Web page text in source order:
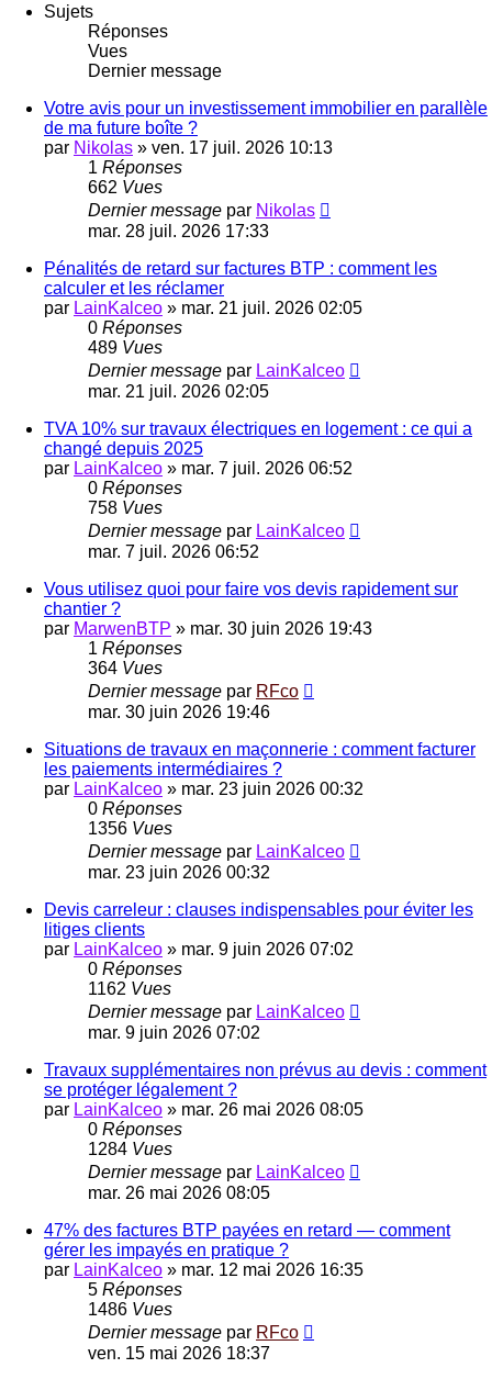
Sujets
Réponses
Vues
Dernier message
Votre avis pour un investissement immobilier en parallèle
de ma future boîte ?
par Nikolas » ven. 17 juil. 2026 10:13
1 Réponses
662 Vues
Dernier message par Nikolas
mar. 28 juil. 2026 17:33
Pénalités de retard sur factures BTP : comment les
calculer et les réclamer
par LainKalceo » mar. 21 juil. 2026 02:05
0 Réponses
489 Vues
Dernier message par LainKalceo
mar. 21 juil. 2026 02:05
TVA 10% sur travaux électriques en logement : ce qui a
changé depuis 2025
par LainKalceo » mar. 7 juil. 2026 06:52
0 Réponses
758 Vues
Dernier message par LainKalceo
mar. 7 juil. 2026 06:52
Vous utilisez quoi pour faire vos devis rapidement sur
chantier ?
par MarwenBTP » mar. 30 juin 2026 19:43
1 Réponses
364 Vues
Dernier message par RFco
mar. 30 juin 2026 19:46
Situations de travaux en maçonnerie : comment facturer
les paiements intermédiaires ?
par LainKalceo » mar. 23 juin 2026 00:32
0 Réponses
1356 Vues
Dernier message par LainKalceo
mar. 23 juin 2026 00:32
Devis carreleur : clauses indispensables pour éviter les
litiges clients
par LainKalceo » mar. 9 juin 2026 07:02
0 Réponses
1162 Vues
Dernier message par LainKalceo
mar. 9 juin 2026 07:02
Travaux supplémentaires non prévus au devis : comment
se protéger légalement ?
par LainKalceo » mar. 26 mai 2026 08:05
0 Réponses
1284 Vues
Dernier message par LainKalceo
mar. 26 mai 2026 08:05
47% des factures BTP payées en retard — comment
gérer les impayés en pratique ?
par LainKalceo » mar. 12 mai 2026 16:35
5 Réponses
1486 Vues
Dernier message par RFco
ven. 15 mai 2026 18:37